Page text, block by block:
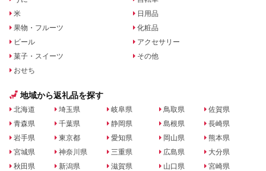
米
果物・フルーツ
ビール
菓子・スイーツ
おせち
日用品
化粧品
アクセサリー
その他
地域から返礼品を探す
北海道
青森県
岩手県
宮城県
秋田県
埼玉県
千葉県
東京都
神奈川県
新潟県
岐阜県
静岡県
愛知県
三重県
滋賀県
鳥取県
島根県
岡山県
広島県
山口県
佐賀県
長崎県
熊本県
大分県
宮崎県